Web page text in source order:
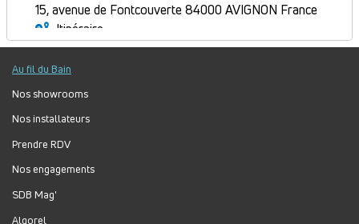
15, avenue de Fontcouverte 84000 AVIGNON France
Itinéraire
Jour
Plage
horaire
Lundi :
Mardi :
Mercredi :
Vendredi :
Samedi :
Fermé
Dimanche :
Au fil du Bain
Nos showrooms
Nos installateurs
Prendre RDV
Nos engagements
SDB Mag'
Algorel